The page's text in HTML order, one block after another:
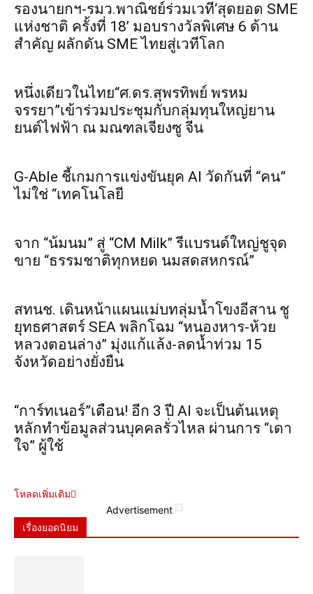
รองนายกฯ-รมว.พาณิชย์ร่วมเวที‘สุดยอด SME
แห่งชาติ ครั้งที่ 18’ มอบรางวัลพิเศษ 6 ด้าน
สำคัญ ผลักดัน SME ไทยสู่เวทีโลก
หนึ่งเดียวในไทย“ศ.ดร.สุพรทิพย์ พรหม
จรรยา”เข้าร่วมประชุมกับกลุ่มทุนใหญ่ยาน
ยนต์ไฟฟ้า ณ มณฑลเจียงซู จีน
G-Able ชี้เกมการแข่งขันยุค AI วัดกันที่ “คน”
ไม่ใช่ “เทคโนโลยี
จาก “น้มนม” สู่ “CM Milk” รีแบรนด์ใหญ่ชูจุด
ขาย “ธรรมชาติทุกหยด นมสดสหกรณ์”
สทนช. เดินหน้าแผนแม่บทลุ่มน้ำโขงอีสาน ชู
ยุทธศาสตร์ SEA พลิกโฉม “หนองหาร-ห้วย
หลวงตอนล่าง” มุ่งแก้แล้ง-ลดน้ำท่วม 15
จังหวัดอย่างยั่งยืน
“การ์ทเนอร์”เตือน! อีก 3 ปี AI จะเป็นต้นเหตุ
หลักทำข้อมูลส่วนบุคคลรั่วไหล ผ่านการ “เดา
ใจ” ผู้ใช้
โหลดเพิ่มเติม
Advertisement
เรื่องยอดนิยม